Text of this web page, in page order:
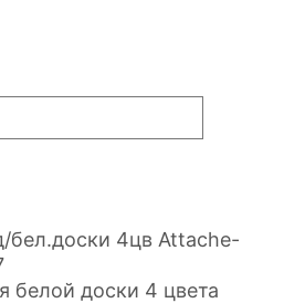
белой доски 4 цвета